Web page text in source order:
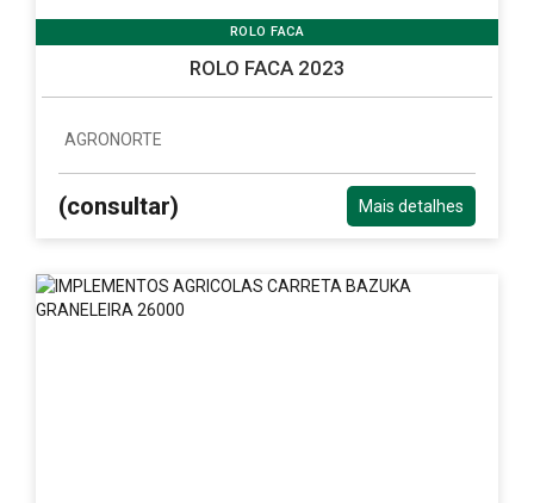
ROLO FACA
ROLO FACA 2023
AGRONORTE
(consultar) Mais detalhes